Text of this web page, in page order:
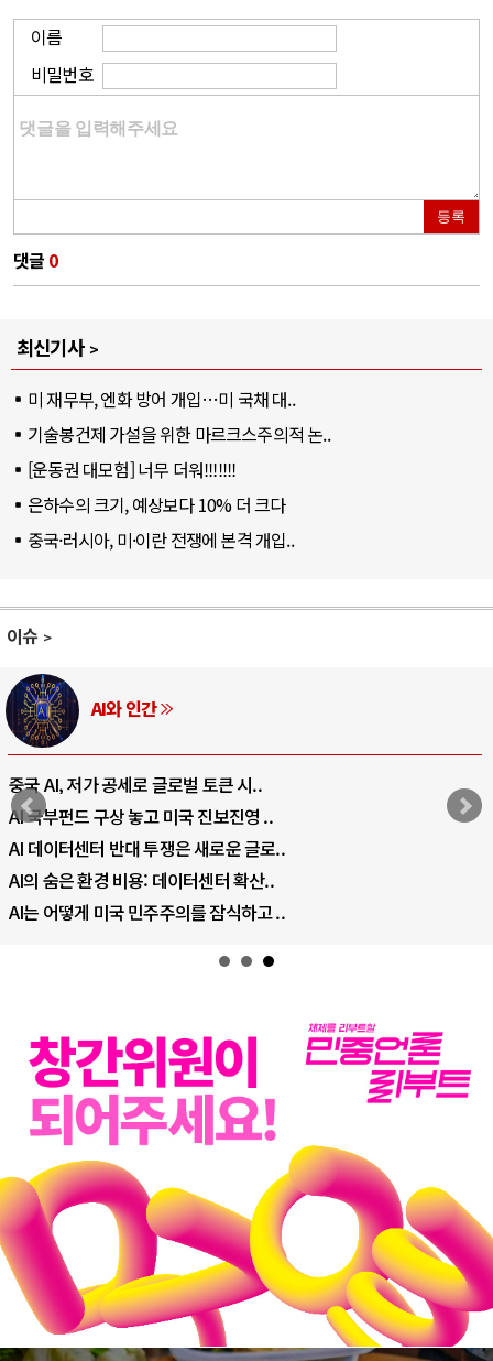
이름
비밀번호
등록
댓글 0
최신기사
미 재무부, 엔화 방어 개입…미 국채 대..
기술봉건제 가설을 위한 마르크스주의적 논..
[운동권 대모험] 너무 더워!!!!!!!
은하수의 크기, 예상보다 10% 더 크다
중국·러시아, 미·이란 전쟁에 본격 개입..
이슈
AI와 인간
중국 AI, 저가 공세로 글로벌 토큰 시..
AI 국부펀드 구상 놓고 미국 진보진영 ..
AI 데이터센터 반대 투쟁은 새로운 글로..
AI의 숨은 환경 비용: 데이터센터 확산..
AI는 어떻게 미국 민주주의를 잠식하고 ..